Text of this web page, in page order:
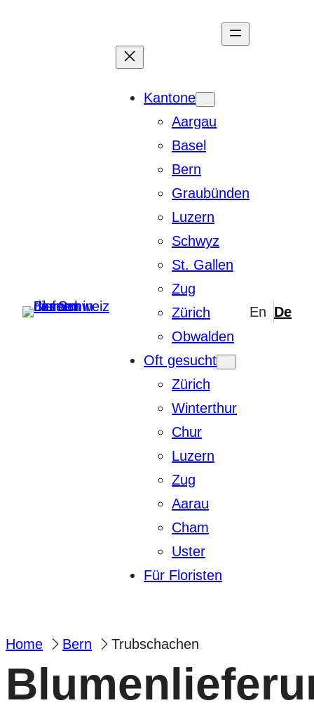
Kantone
Aargau
Basel
Bern
Graubünden
Luzern
Schwyz
St. Gallen
Zug
Zürich
Obwalden
Oft gesucht
Zürich
Winterthur
Chur
Luzern
Zug
Aarau
Cham
Uster
Für Floristen
Home Bern Trubschachen